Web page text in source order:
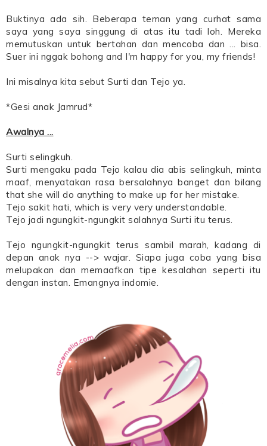
Buktinya ada sih. Beberapa teman yang curhat sama
saya yang saya singgung di atas itu tadi loh. Mereka
memutuskan untuk bertahan dan mencoba dan ... bisa.
Suer ini nggak bohong and I'm happy for you, my friends!
Ini misalnya kita sebut Surti dan Tejo ya.
*Gesi anak Jamrud*
Awalnya ...
Surti selingkuh.
Surti mengaku pada Tejo kalau dia abis selingkuh, minta
maaf, menyatakan rasa bersalahnya banget dan bilang
that she will do anything to make up for her mistake.
Tejo sakit hati, which is very very understandable.
Tejo jadi ngungkit-ngungkit salahnya Surti itu terus.
Tejo ngungkit-ngungkit terus sambil marah, kadang di
depan anak nya --> wajar. Siapa juga coba yang bisa
melupakan dan memaafkan tipe kesalahan seperti itu
dengan instan. Emangnya indomie.